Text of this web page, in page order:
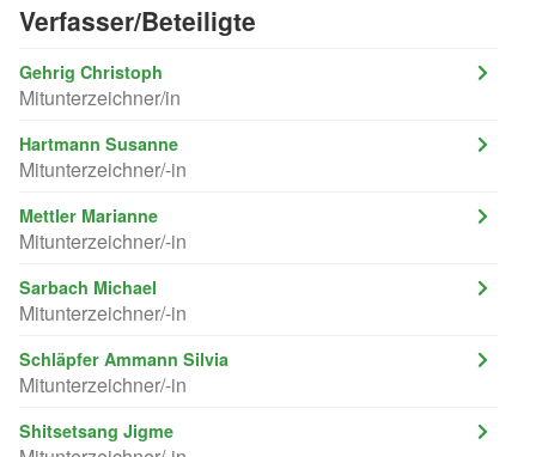
Verfasser/Beteiligte
Gehrig Christoph
Mitunterzeichner/in
Hartmann Susanne
Mitunterzeichner/-in
Mettler Marianne
Mitunterzeichner/-in
Sarbach Michael
Mitunterzeichner/-in
Schläpfer Ammann Silvia
Mitunterzeichner/-in
Shitsetsang Jigme